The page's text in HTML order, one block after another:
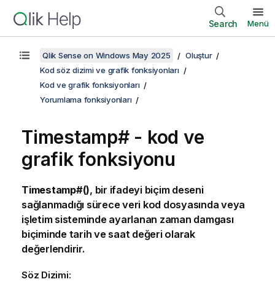
Search Menü
Qlik Sense on Windows May 2025
Oluştur
Kod söz dizimi ve grafik fonksiyonları
Kod ve grafik fonksiyonları
Yorumlama fonksiyonları
Timestamp# - kod ve
grafik fonksiyonu
Timestamp#(), bir ifadeyi biçim deseni
sağlanmadığı sürece veri kod dosyasında veya
işletim sisteminde ayarlanan zaman damgası
biçiminde tarih ve saat değeri olarak
değerlendirir.
Söz Dizimi: